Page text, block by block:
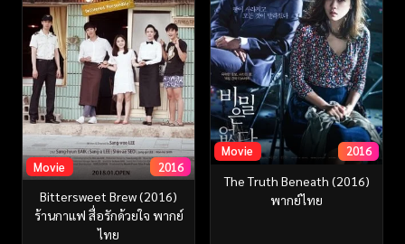
Movie 2016
Bittersweet Brew (2016)
ร้านกาแฟ สื่อรักด้วยใจ พากย์
ไทย
Movie 2016
The Truth Beneath (2016)
พากย์ไทย